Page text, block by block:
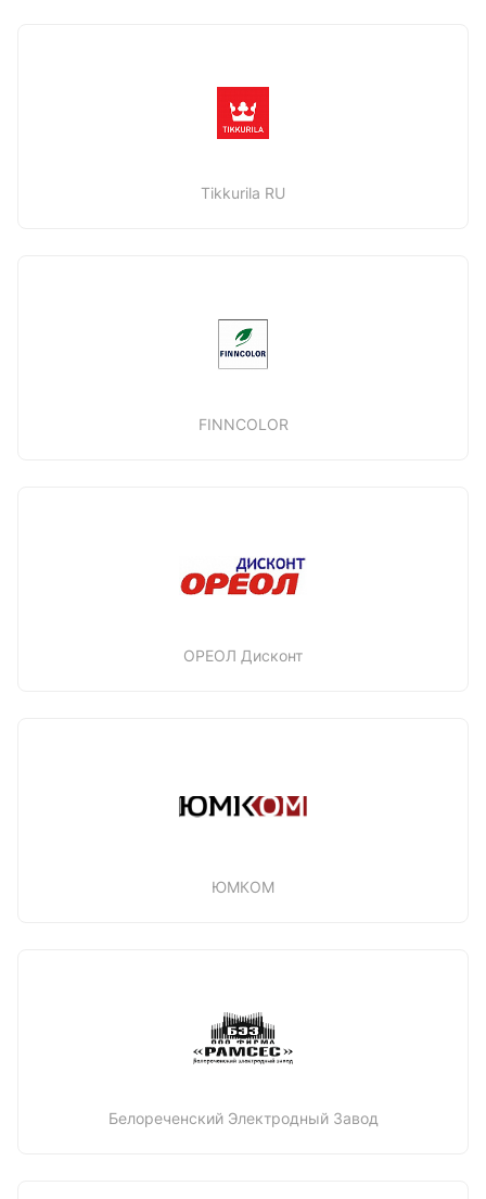
Tikkurila RU
FINNCOLOR
ОРЕОЛ Дисконт
ЮМКОМ
Белореченский Электродный Завод